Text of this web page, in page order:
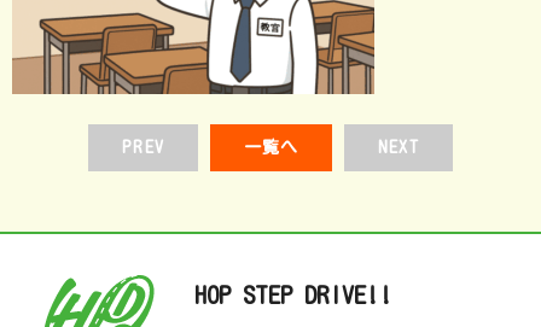
PREV 一覧へ NEXT
HOP STEP DRIVE!!